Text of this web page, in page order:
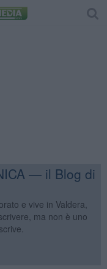
— il Blog di
e vive in Valdera,
ma non è uno